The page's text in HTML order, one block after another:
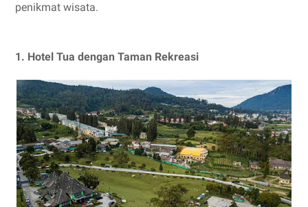
penikmat wisata.
1. Hotel Tua dengan Taman Rekreasi